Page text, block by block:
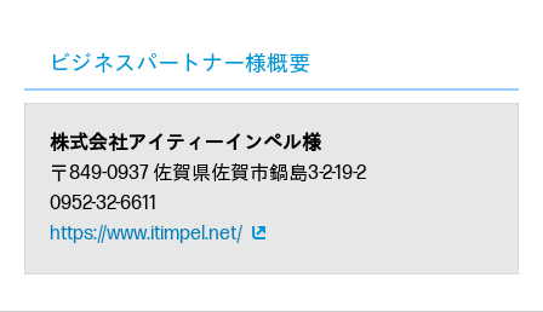
ビジネスパートナー様概要
株式会社アイティーインペル様
〒849-0937 佐賀県佐賀市鍋島3-2-19-2
0952-32-6611
https://www.itimpel.net/